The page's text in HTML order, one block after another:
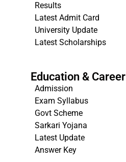
Results
Latest Admit Card
University Update
Latest Scholarships
Education & Career
Admission
Exam Syllabus
Govt Scheme
Sarkari Yojana
Latest Update
Answer Key